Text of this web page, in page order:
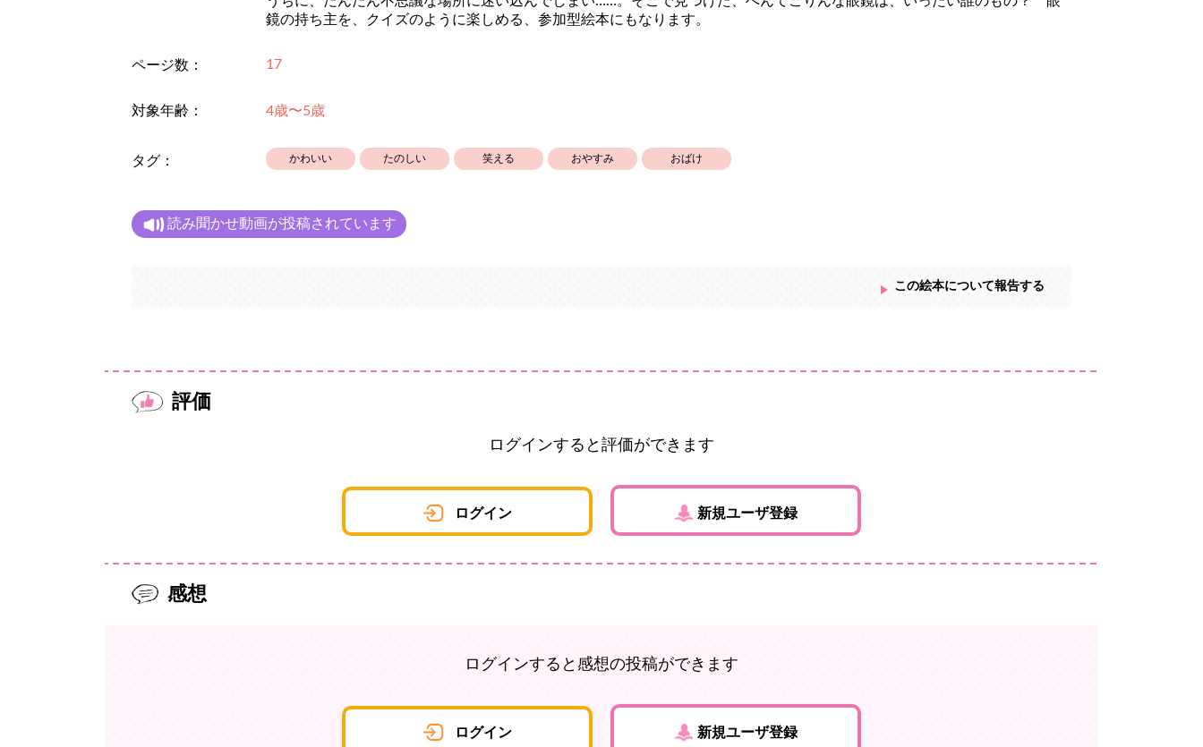
鏡の持ち主を、クイズのように楽しめる、参加型絵本にもなります。
ページ数： 17
対象年齢： 4歳〜5歳
タグ： かわいい たのしい 笑える おやすみ おばけ
読み聞かせ動画が投稿されています
この絵本について報告する
評価
ログインすると評価ができます
ログイン 新規ユーザ登録
感想
ログインすると感想の投稿ができます
ログイン 新規ユーザ登録